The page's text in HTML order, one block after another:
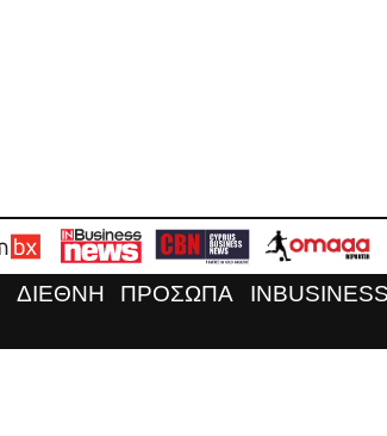
ΔΙΕΘΝΗ ΠΡΟΣΩΠΑ